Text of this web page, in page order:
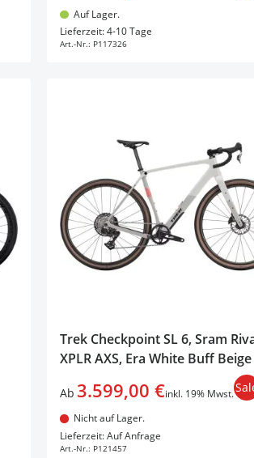
Auf Lager.
Lieferzeit: 4-10 Tage
Art.-Nr.: P117326
In den Warenkorb
Trek Checkpoint SL 6, Sram
XPLR AXS, Era White Buff Beige
Ab 3.599,00 €inkl. 19% Mwst.
Nicht auf Lager.
Lieferzeit: Auf Anfrage
Art.-Nr.: P121457
In den Warenkorb